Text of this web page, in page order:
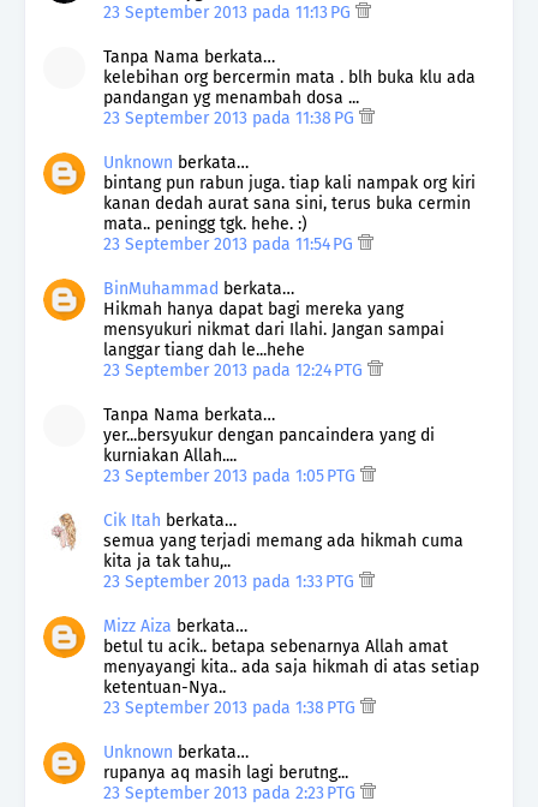
23 September 2013 pada 11:13 PG
Tanpa Nama berkata…
kelebihan org bercermin mata . blh buka klu ada
pandangan yg menambah dosa ...
23 September 2013 pada 11:38 PG
Unknown berkata…
bintang pun rabun juga. tiap kali nampak org kiri
kanan dedah aurat sana sini, terus buka cermin
mata.. peningg tgk. hehe. :)
23 September 2013 pada 11:54 PG
BinMuhammad berkata…
Hikmah hanya dapat bagi mereka yang
mensyukuri nikmat dari Ilahi. Jangan sampai
langgar tiang dah le...hehe
23 September 2013 pada 12:24 PTG
Tanpa Nama berkata…
yer...bersyukur dengan pancaindera yang di
kurniakan Allah....
23 September 2013 pada 1:05 PTG
Cik Itah berkata…
semua yang terjadi memang ada hikmah cuma
kita ja tak tahu,..
23 September 2013 pada 1:33 PTG
Mizz Aiza berkata…
betul tu acik.. betapa sebenarnya Allah amat
menyayangi kita.. ada saja hikmah di atas setiap
ketentuan-Nya..
23 September 2013 pada 1:38 PTG
Unknown berkata…
rupanya aq masih lagi berutng...
23 September 2013 pada 2:23 PTG